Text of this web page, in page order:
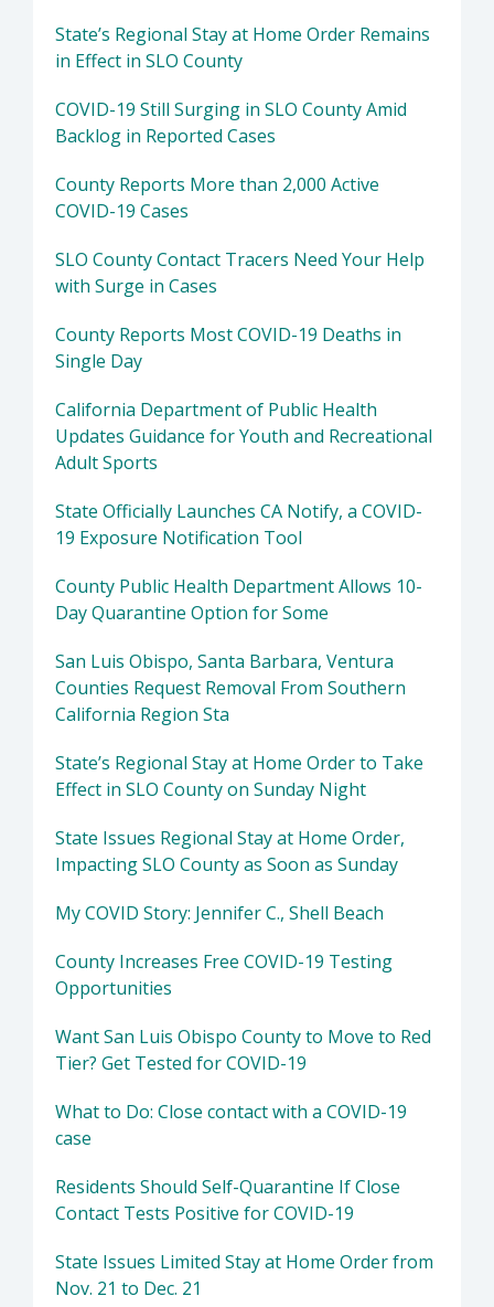
State’s Regional Stay at Home Order Remains
in Effect in SLO County
COVID-19 Still Surging in SLO County Amid
Backlog in Reported Cases
County Reports More than 2,000 Active
COVID-19 Cases
SLO County Contact Tracers Need Your Help
with Surge in Cases
County Reports Most COVID-19 Deaths in
Single Day
California Department of Public Health
Updates Guidance for Youth and Recreational
Adult Sports
State Officially Launches CA Notify, a COVID-
19 Exposure Notification Tool
County Public Health Department Allows 10-
Day Quarantine Option for Some
San Luis Obispo, Santa Barbara, Ventura
Counties Request Removal From Southern
California Region Sta
State’s Regional Stay at Home Order to Take
Effect in SLO County on Sunday Night
State Issues Regional Stay at Home Order,
Impacting SLO County as Soon as Sunday
My COVID Story: Jennifer C., Shell Beach
County Increases Free COVID-19 Testing
Opportunities
Want San Luis Obispo County to Move to Red
Tier? Get Tested for COVID-19
What to Do: Close contact with a COVID-19
case
Residents Should Self-Quarantine If Close
Contact Tests Positive for COVID-19
State Issues Limited Stay at Home Order from
Nov. 21 to Dec. 21